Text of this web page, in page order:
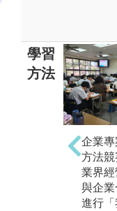
學習
方法
企業
方法競
業界經
與企業
進行